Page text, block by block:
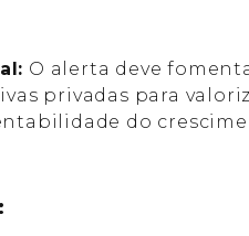
O alerta deve
privadas para
do